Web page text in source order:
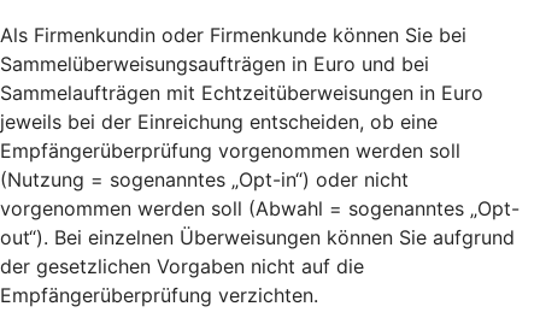
Als Firmenkundin oder Firmenkunde können Sie bei
Sammelüberweisungsaufträgen in Euro und bei
Sammelaufträgen mit Echtzeitüberweisungen in Euro
jeweils bei der Einreichung entscheiden, ob eine
Empfängerüberprüfung vorgenommen werden soll
(Nutzung = sogenanntes „Opt-in“) oder nicht
vorgenommen werden soll (Abwahl = sogenanntes „Opt-
out“). Bei einzelnen Überweisungen können Sie aufgrund
der gesetzlichen Vorgaben nicht auf die
Empfängerüberprüfung verzichten.